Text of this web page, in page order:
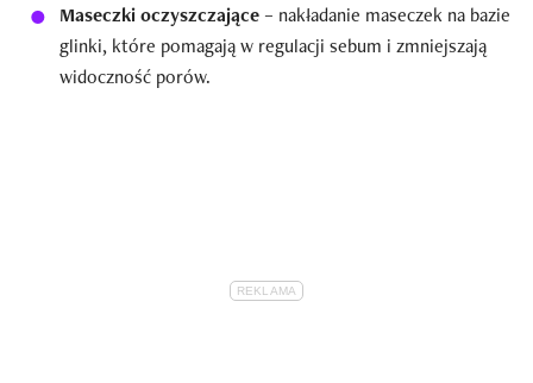
Maseczki oczyszczające – nakładanie maseczek na bazie
glinki, które pomagają w regulacji sebum i zmniejszają
widoczność porów.